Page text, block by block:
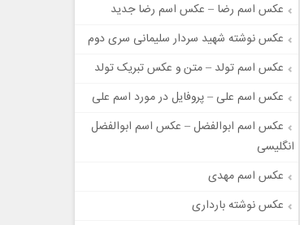
عکس اسم رضا – عکس اسم رضا جدید
عکس نوشته شهید سردار سلیمانی سری دوم
عکس اسم تولد – متن و عکس تبریک تولد
عکس اسم علی – پروفایل در مورد اسم علی
عکس اسم ابوالفضل – عکس اسم ابوالفضل
انگلیسی
عکس اسم مهدی
عکس نوشته بارداری